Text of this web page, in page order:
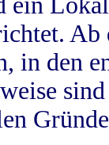
Ab
in den